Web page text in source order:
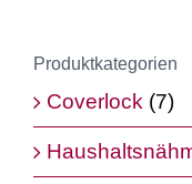
Produktkategorien
Coverlock (7)